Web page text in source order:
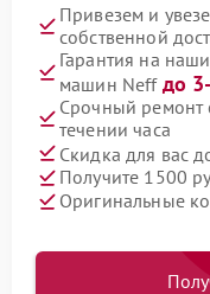
Привезем и
собственной
Гарантия на
машин Neff до
Срочный ремонт
течении часа
Скидка для вас
Получите 1500
Оригинальные